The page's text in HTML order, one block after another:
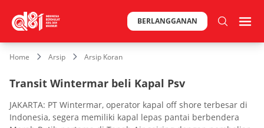
BERLANGGANAN
Home Arsip Arsip Koran
Transit Wintermar beli Kapal Psv
JAKARTA: PT Wintermar, operator kapal off shore terbesar di
Indonesia, segera memiliki kapal lepas pantai berbendera